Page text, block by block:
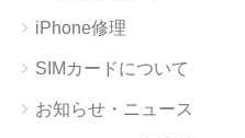
iPhone修理
SIMカードについて
お知らせ・ニュース